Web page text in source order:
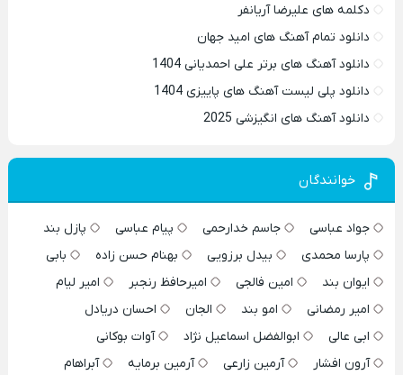
دکلمه های علیرضا آریانفر
دانلود تمام آهنگ های امید جهان
دانلود آهنگ های برتر علی احمدیانی 1404
دانلود پلی لیست آهنگ های پاییزی 1404
دانلود آهنگ های انگیزشی 2025
خوانندگان
جواد عباسی جاسم خدارحمی پیام عباسی
پازل بند
پارسا محمدی
بیدل برزویی بهنام حسن زاده
بابی
ایوان بند
امین فالجی امیرحافظ رنجبر
امیر لیام
امیر رمضانی
امو بند الجان
احسان دریادل
ابی عالی
ابوالفضل اسماعیل نژاد
آوات بوکانی
آرون افشار
آرمین زارعی آرمین برمایه
آبراهام